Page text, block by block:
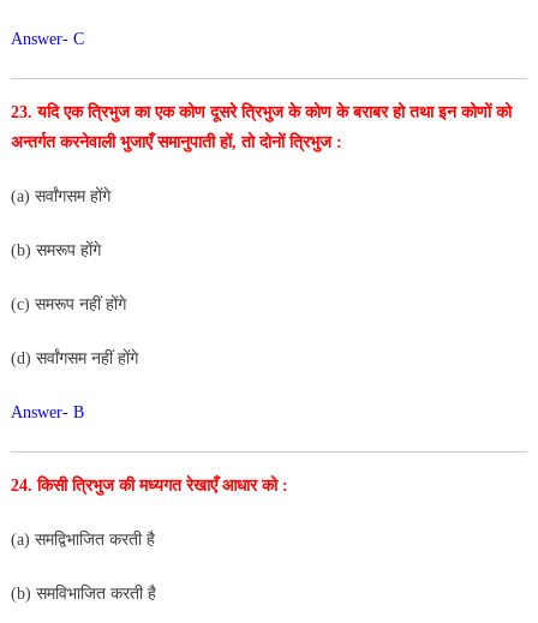
Answer- C
23. यदि एक त्रिभुज का एक कोण दूसरे त्रिभुज के कोण के बराबरहो तथा इन कोणों को
अन्तर्गत करनेवाली भुजाएँ समानुपाती हों, तो दोनों त्रिभुज :
(a) सर्वांगसम होंगे
(b) समरूप होंगे
(c) समरूप नहीं होंगे
(d) सर्वांगसम नहीं होंगे
Answer- B
24. किसी त्रिभुज की मध्यगत रेखाएँ आधार को :
(a) समद्विभाजित करती है
(b) समविभाजित करती है